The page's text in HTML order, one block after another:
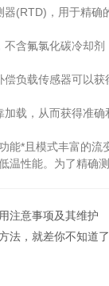
(RTD)，用于精确
含氟氯化碳冷却剂
载传感器可以获
，从而获得准确
*且模式丰富的流
温性能。为了精确
注意事项及其维护
法，就差你不知道了